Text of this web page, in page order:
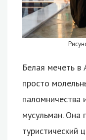
Белая мечеть
просто
паломничества
мусульман. Она
туристический